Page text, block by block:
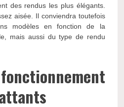
des rendus les plus élégants.
aisée. Il conviendra toutefois
modèles en fonction de la
mais aussi du type de rendu